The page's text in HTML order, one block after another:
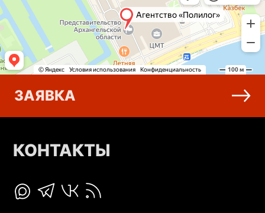
ЗАЯВКА
КОНТАКТЫ